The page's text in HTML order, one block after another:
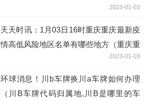
2023-01-03
天天时讯：1月03日16时重庆重庆最新疫
情高低风险地区名单有哪些地方（重庆重
2023-01-03
环球消息！川b车牌换川a车牌如何办理
（川B车牌代码归属地,川B是哪里的车